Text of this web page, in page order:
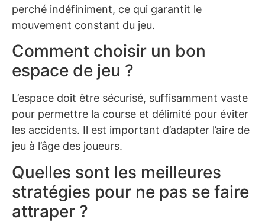
perché indéfiniment, ce qui garantit le
mouvement constant du jeu.
Comment choisir un bon
espace de jeu ?
L’espace doit être sécurisé, suffisamment vaste
pour permettre la course et délimité pour éviter
les accidents. Il est important d’adapter l’aire de
jeu à l’âge des joueurs.
Quelles sont les meilleures
stratégies pour ne pas se faire
attraper ?